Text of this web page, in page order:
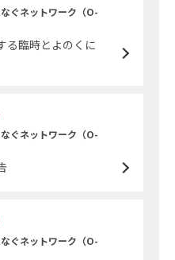
ぐネットワーク（O-
る臨時とよのくに
ぐネットワーク（O-
ぐネットワーク（O-